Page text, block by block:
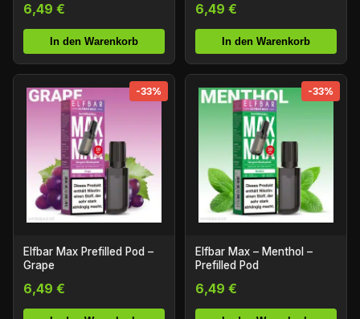
6,49 €
In den Warenkorb
6,49 €
In den Warenkorb
-33%
Elfbar Max Prefilled Pod –
Grape
6,49 €
-33%
Elfbar Max – Menthol –
Prefilled Pod
6,49 €